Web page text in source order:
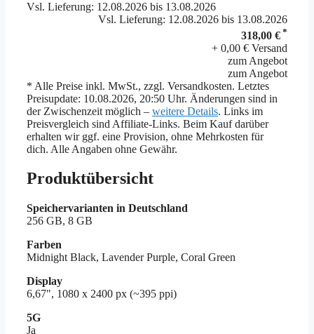
Vsl. Lieferung: 12.08.2026 bis 13.08.2026
Vsl. Lieferung: 12.08.2026 bis 13.08.2026
318,00 € *
+ 0,00 € Versand
zum Angebot
zum Angebot
* Alle Preise inkl. MwSt., zzgl. Versandkosten. Letztes
Preisupdate: 10.08.2026, 20:50 Uhr. Änderungen sind in
der Zwischenzeit möglich – weitere Details. Links im
Preisvergleich sind Affiliate-Links. Beim Kauf darüber
erhalten wir ggf. eine Provision, ohne Mehrkosten für
dich. Alle Angaben ohne Gewähr.
Produktübersicht
Speichervarianten in Deutschland
256 GB, 8 GB
Farben
Midnight Black, Lavender Purple, Coral Green
Display
6,67", 1080 x 2400 px (~395 ppi)
5G
Ja